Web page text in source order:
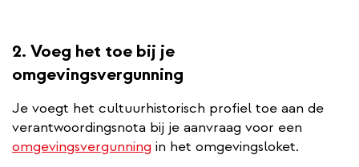
2. Voeg het toe bij je
omgevingsvergunning
Je voegt het cultuurhistorisch profiel toe aan de
verantwoordingsnota bij je aanvraag voor een
omgevingsvergunning in het omgevingsloket.